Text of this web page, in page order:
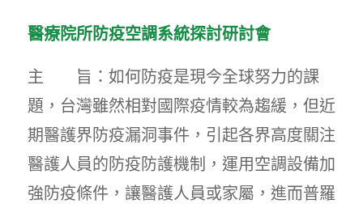
醫療院所防疫空調系統探討研討會
主 旨：如何防疫是現今全球努力的課
題，台灣雖然相對國際疫情較為趨緩，但近
期醫護界防疫漏洞事件，引起各界高度關注
醫護人員的防疫防護機制，運用空調設備加
強防疫條件，讓醫護人員或家屬，進而普羅